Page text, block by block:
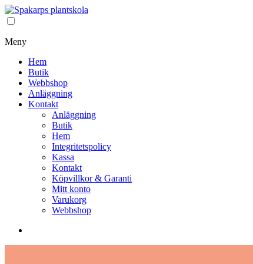
Meny
Hem
Butik
Webbshop
Anläggning
Kontakt
Anläggning
Butik
Hem
Integritetspolicy
Kassa
Kontakt
Köpvillkor & Garanti
Mitt konto
Varukorg
Webbshop